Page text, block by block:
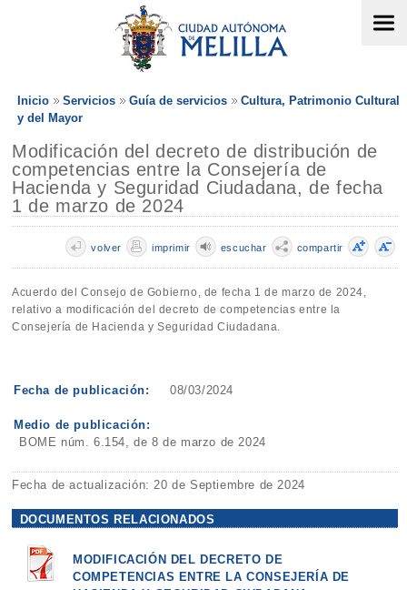
Inicio Servicios Guía de servicios
Cultura, Patrimonio Cultural
y del Mayor
Modificación del decreto de distribución de
competencias entre la Consejería de
Hacienda y Seguridad Ciudadana, de fecha
1 de marzo de 2024
compartir
escuchar
imprimir
volver
Acuerdo del Consejo de Gobierno, de fecha 1 de marzo de 2024,
relativo a modificación del decreto de competencias entre la
Consejería de Hacienda y Seguridad Ciudadana.
Fecha de publicación: 08/03/2024
Medio de publicación:
BOME núm. 6.154, de 8 de marzo de 2024
Fecha de actualización: 20 de Septiembre de 2024
DOCUMENTOS RELACIONADOS
MODIFICACIÓN DEL DECRETO DE
COMPETENCIAS ENTRE LA CONSEJERÍA DE